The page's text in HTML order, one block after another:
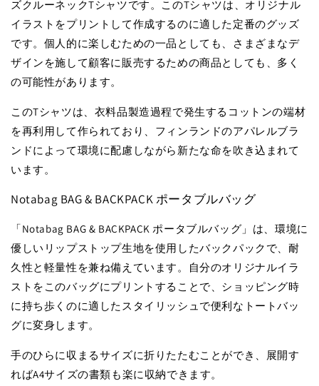
ズクルーネックTシャツです。このTシャツは、オリジナル
イラストをプリントして作成するのに適した定番のグッズ
です。個人的に楽しむための一品としても、さまざまなデ
ザインを施して顧客に販売するための商品としても、多く
の可能性があります。
このTシャツは、衣料品製造過程で発生するコットンの端材
を再利用して作られており、フィンランドのアパレルブラ
ンドによって環境に配慮しながら新たな命を吹き込まれて
います。
Notabag BAG & BACKPACK ポータブルバッグ
「Notabag BAG & BACKPACK ポータブルバッグ」は、環境に
優しいリップストップ生地を使用したバックパックで、耐
久性と軽量性を兼ね備えています。自分のオリジナルイラ
ストをこのバッグにプリントすることで、ショッピング時
に持ち歩くのに適したスタイリッシュで便利なトートバッ
グに変身します。
手のひらに収まるサイズに折りたたむことができ、展開す
ればA4サイズの書類も楽に収納できます。